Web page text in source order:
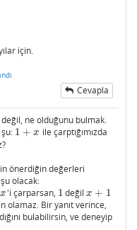
için.
Cevapla
ne olduğunu bulmak.
1 + x
1 +x
ile çarptığımızda
önerdiğin değerleri
olacak:
x'i çarparsan, 1
1değilx + 1
x+1
olamaz. Bir yanıt verince,
bulabilirsin, ve deneyip